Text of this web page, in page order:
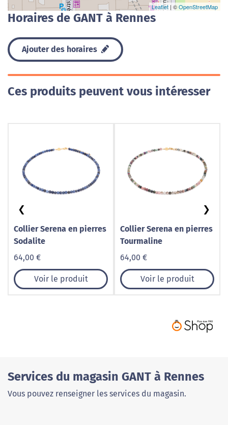
Leaflet | ©OpenStreetMap
Horaires de GANT à Rennes
Ajouter des horaires
Ces produits peuvent vous intéresser
Collier Serena en pierres
Sodalite
64,00 €
Voir le produit
Collier Serena en pierres
Tourmaline
64,00 €
Voir le produit
❮ ❯
Services du magasin GANT à Rennes
Vous pouvez renseigner les services du magasin.